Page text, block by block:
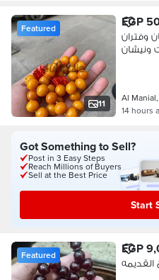
11
Featured EGP
وفتران
ونيشان
Al
14 hours
Got Something to Sell?
Post in 3 Easy Steps
Reach Millions of Buyers
Sell at the Best Price
Start
Featured EGP
القديمه